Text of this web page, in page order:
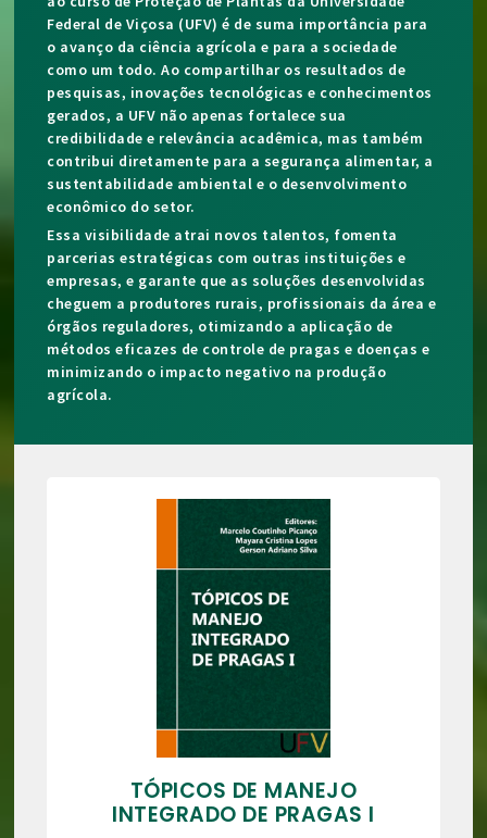
Federal de Viçosa (UFV) é de suma importância para
o avanço da ciência agrícola e para a sociedade
como um todo. Ao compartilhar os resultados de
pesquisas, inovações tecnológicas e conhecimentos
gerados, a UFV não apenas fortalece sua
credibilidade e relevância acadêmica, mas também
contribui diretamente para a segurança alimentar, a
sustentabilidade ambiental e o desenvolvimento
econômico do setor.
Essa visibilidade atrai novos talentos, fomenta
parcerias estratégicas com outras instituições e
empresas, e garante que as soluções desenvolvidas
cheguem a produtores rurais, profissionais da área e
órgãos reguladores, otimizando a aplicação de
métodos eficazes de controle de pragas e doenças e
minimizando o impacto negativo na produção
agrícola.
TÓPICOS DE MANEJO
INTEGRADO DE PRAGAS I